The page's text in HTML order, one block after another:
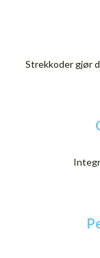
Strekkoder gjør